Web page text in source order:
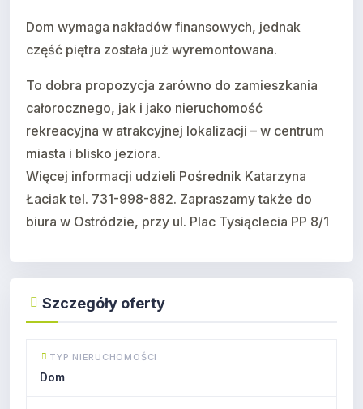
Dom wymaga nakładów finansowych, jednak
część piętra została już wyremontowana.
To dobra propozycja zarówno do zamieszkania
całorocznego, jak i jako nieruchomość
rekreacyjna w atrakcyjnej lokalizacji – w centrum
miasta i blisko jeziora.
Więcej informacji udzieli Pośrednik Katarzyna
Łaciak tel. 731-998-882. Zapraszamy także do
biura w Ostródzie, przy ul. Plac Tysiąclecia PP 8/1
Szczegóły oferty
TYP NIERUCHOMOŚCI
Dom